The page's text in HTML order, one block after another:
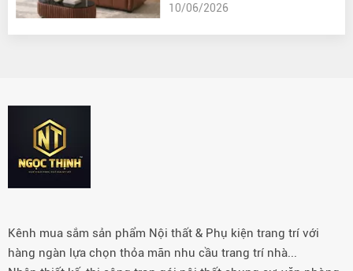
10/06/2026
Kênh mua sắm sản phẩm Nội thất & Phụ kiện trang trí với
hàng ngàn lựa chọn thỏa mãn nhu cầu trang trí nhà...